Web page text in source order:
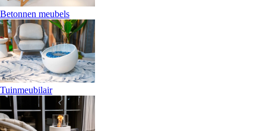
Betonnen meubels
Tuinmeubilair